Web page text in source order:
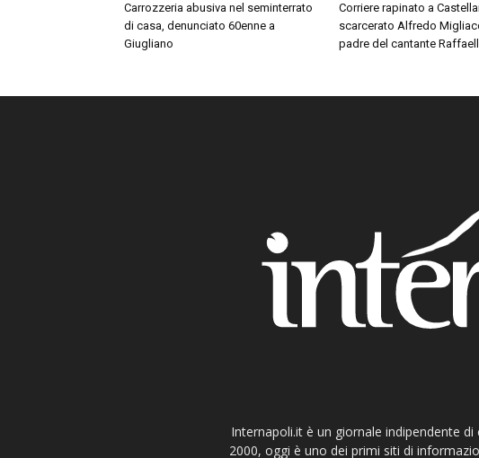
Carrozzeria abusiva nel seminterrato
di casa, denunciato 60enne a
Giugliano
Corriere rapinato a
scarcerato Alfredo
padre del cantante
Internapoli.it è un giornale indipendente
2000, oggi è uno dei primi siti di